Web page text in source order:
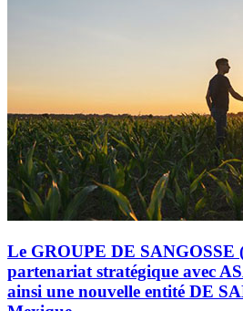
Le GROUPE DE SANGOSSE
partenariat stratégique avec
ainsi une nouvelle entité DE